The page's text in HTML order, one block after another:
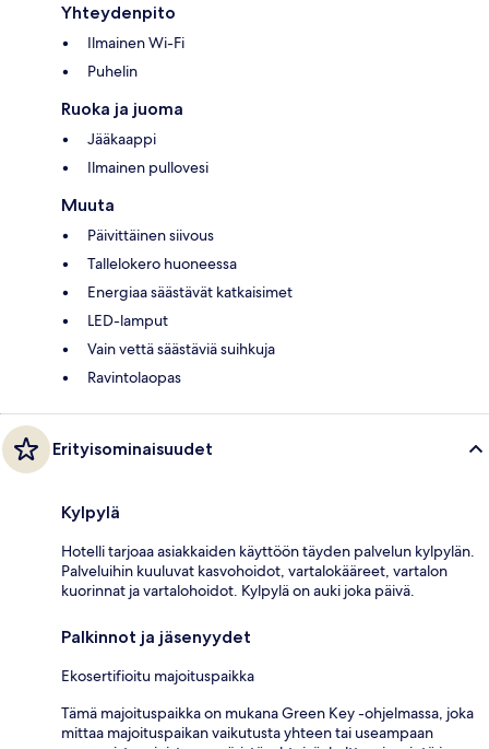
Yhteydenpito
Ilmainen Wi-Fi
Puhelin
Ruoka ja juoma
Jääkaappi
Ilmainen pullovesi
Muuta
Päivittäinen siivous
Tallelokero huoneessa
Energiaa säästävät katkaisimet
LED-lamput
Vain vettä säästäviä suihkuja
Ravintolaopas
Erityisominaisuudet
Kylpylä
Hotelli tarjoaa asiakkaiden käyttöön täyden palvelun kylpylän.
Palveluihin kuuluvat kasvohoidot, vartalokääreet, vartalon
kuorinnat ja vartalohoidot. Kylpylä on auki joka päivä.
Palkinnot ja jäsenyydet
Ekosertifioitu majoituspaikka
Tämä majoituspaikka on mukana Green Key -ohjelmassa, joka
mittaa majoituspaikan vaikutusta yhteen tai useampaan